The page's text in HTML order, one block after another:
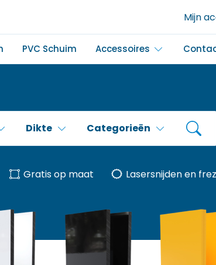
Mijn
PVC Schuim Accessoires
Dikte Categorieën
Gratis op maat Lasersnijden en